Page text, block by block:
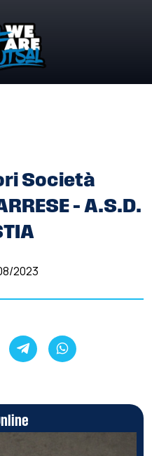
Società
– A.S.D.
2023